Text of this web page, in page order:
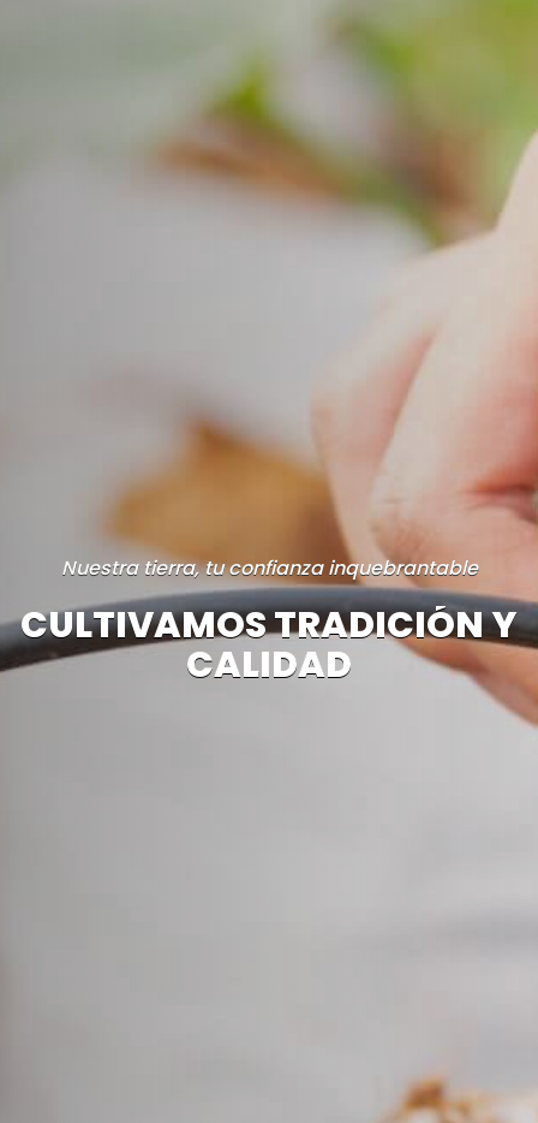
Nuestra tierra, tu confianza inquebrantable
CULTIVAMOS TRADICIÓN Y
CALIDAD